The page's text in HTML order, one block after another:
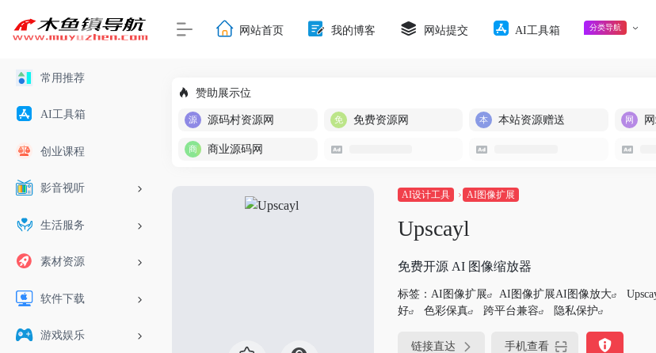
常用推荐
AI工具箱
创业课程
影音视听
生活服务
素材资源
软件下载
游戏娱乐
网站首页 我的博客 网站提交 AI工具箱 分类导航
赞助展示位
源码村资源网 免费资源网 本站资源赠送
商业源码网
AI设计工具 AI图像扩展
Upscayl
免费开源 AI 图像缩放器
标签： AI图像扩展 AI图像扩展AI图像放大
好
色彩保真 跨平台兼容 隐私保护
链接直达 手机查看